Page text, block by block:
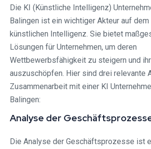
Die KI (Künstliche Intelligenz)
Balingen ist ein wichtiger Akteur auf
künstlichen Intelligenz. Sie bietet
Lösungen für Unternehmen, um deren
Wettbewerbsfähigkeit zu steigern und
auszuschöpfen. Hier sind drei relevante
Zusammenarbeit mit einer KI
Balingen:
Analyse der
Die Analyse der Geschäftsprozesse ist